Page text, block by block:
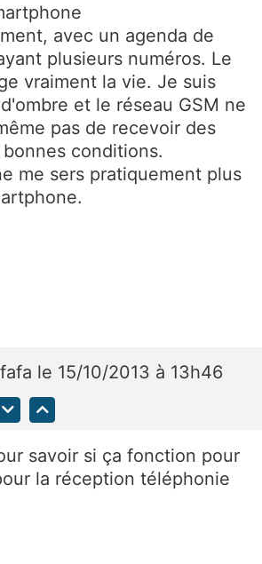
avec un agenda de
plusieurs numéros. Le
vraiment la vie. Je suis
et le réseau GSM ne
pas de recevoir des
conditions.
me sers pratiquement plus
fafa le 15/10/2013 à 13h46
savoir si ça fonction pour
la réception téléphonie